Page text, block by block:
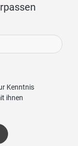
Kenntnis
ihnen